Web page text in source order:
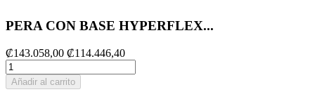
PERA CON BASE HYPERFLEX...
₡143.058,00 ₡114.446,40
Añadir al carrito